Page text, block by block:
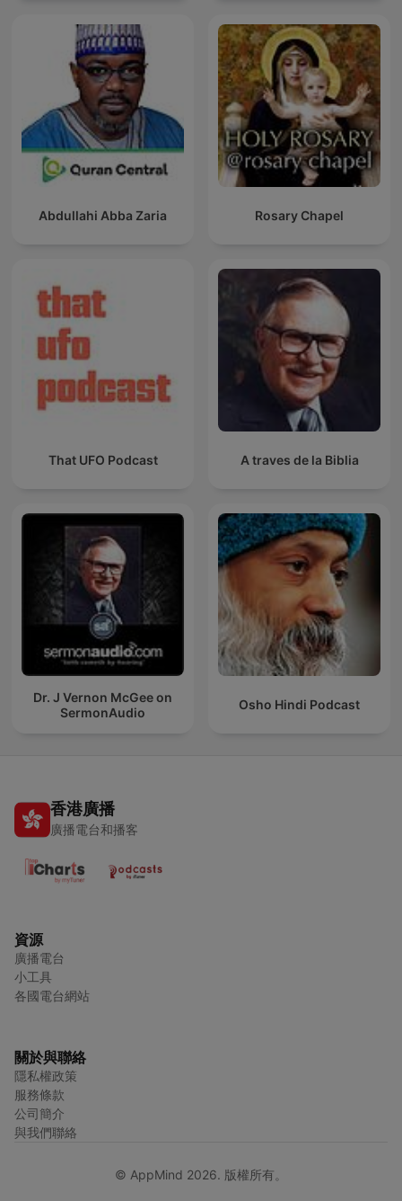
Abdullahi Abba Zaria Rosary Chapel
That UFO Podcast A traves de la Biblia
Dr. J Vernon McGee on
SermonAudio
Osho Hindi Podcast
香港廣播
廣播電台和播客
資源
廣播電台
小工具
各國電台網站
關於與聯絡
隱私權政策
服務條款
公司簡介
與我們聯絡
© AppMind 2026. 版權所有。